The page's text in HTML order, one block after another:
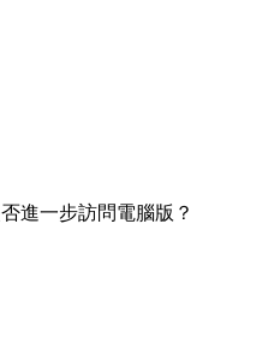
進一步訪問電腦版？